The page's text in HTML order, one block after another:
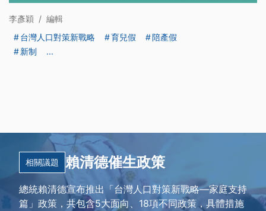
李彥穎 / 編輯
台灣人口對策新戰略
育兒假
陪產假
新制
...
相關議題 賴清德催生政策
總統賴清德宣布推出「台灣人口對策新戰略—家庭支持
篇」政策，共包含5大面向、18項不同政策，具體措施